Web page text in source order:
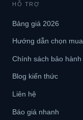
HỖ TRỢ
Bảng giá 2026
Hướng dẫn chọn mua
Chính sách bảo hành
Blog kiến thức
Liên hệ
Báo giá nhanh